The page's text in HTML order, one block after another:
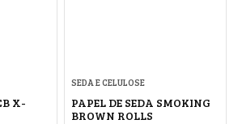
X-
SEDA E CELULOSE
PAPEL DE SEDA SMOKING
BROWN ROLLS